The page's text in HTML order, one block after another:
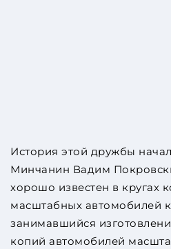
История этой дружбы
Минчанин Вадим
хорошо известен в кругах
масштабных автомобилей
занимавшийся
копий автомобилей